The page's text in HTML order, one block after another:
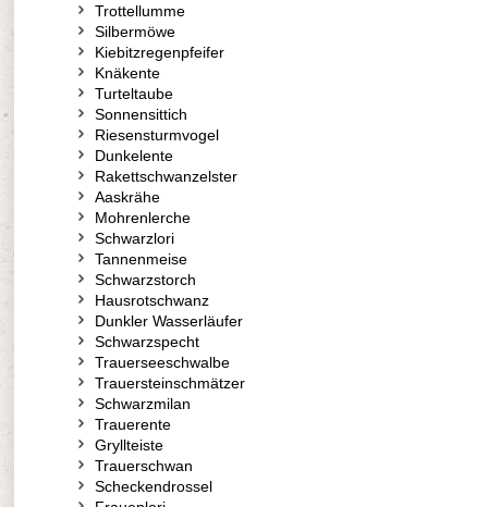
Trottellumme
Silbermöwe
Kiebitzregenpfeifer
Knäkente
Turteltaube
Sonnensittich
Riesensturmvogel
Dunkelente
Rakettschwanzelster
Aaskrähe
Mohrenlerche
Schwarzlori
Tannenmeise
Schwarzstorch
Hausrotschwanz
Dunkler Wasserläufer
Schwarzspecht
Trauerseeschwalbe
Trauersteinschmätzer
Schwarzmilan
Trauerente
Gryllteiste
Trauerschwan
Scheckendrossel